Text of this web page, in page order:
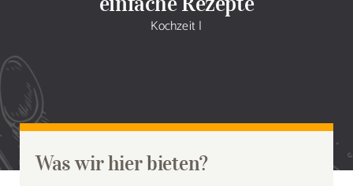
Shop
Blog
Kochzeit|
Was wir hier bieten?